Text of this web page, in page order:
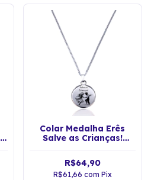
Colar Medalha Erês
Salve as Crianças!
R$64,90
R$61,66 com Pix